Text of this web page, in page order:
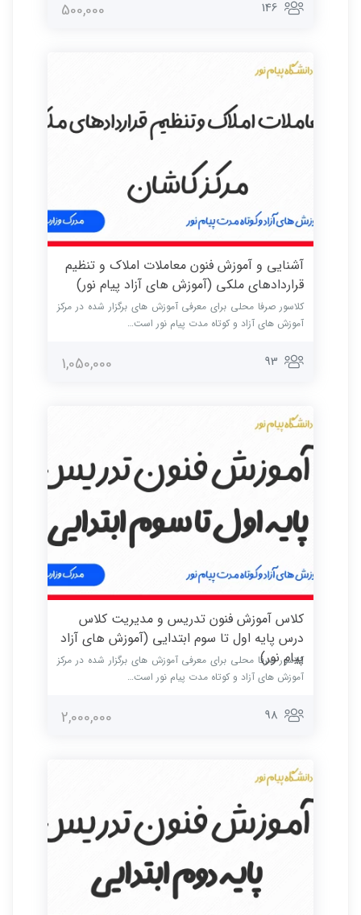
146
500,000
آشنایی و آموزش فنون معاملات املاک و تنظیم
قراردادهای ملکی (آموزش های آزاد پیام نور)
کلاسور صرفا محلی برای معرفی آموزش های برگزار شده در مرکز
آموزش های آزاد و کوتاه مدت پیام نور است…
93
1,050,000
کلاس آموزش فنون تدریس و مدیریت کلاس
درس پایه اول تا سوم ابتدایی (آموزش های آزاد
پیام نور)
کلاسور صرفا محلی برای معرفی آموزش های برگزار شده در مرکز
آموزش های آزاد و کوتاه مدت پیام نور است…
98
2,000,000